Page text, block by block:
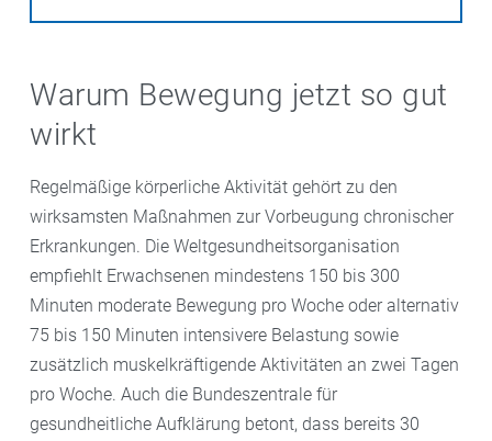
Warum Bewegung jetzt so gut
wirkt
Regelmäßige körperliche Aktivität gehört zu den
wirksamsten Maßnahmen zur Vorbeugung chronischer
Erkrankungen. Die Weltgesundheitsorganisation
empfiehlt Erwachsenen mindestens 150 bis 300
Minuten moderate Bewegung pro Woche oder alternativ
75 bis 150 Minuten intensivere Belastung sowie
zusätzlich muskelkräftigende Aktivitäten an zwei Tagen
pro Woche. Auch die Bundeszentrale für
gesundheitliche Aufklärung betont, dass bereits 30